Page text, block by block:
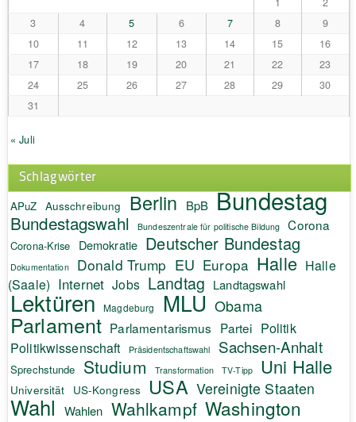
3
4 5 6 7 8
9
10
11 12 13 14 15
16
17
18 19 20 21 22
23
24
25 26 27 28 29
30
31
« Juli
Schlagwörter
APuZ Ausschreibung Berlin BpB Bundestag
Bundestagswahl Bundeszentrale für politische Bildung Corona
Corona-Krise Demokratie Deutscher Bundestag
Dokumentation Donald Trump EU Europa Halle Halle
(Saale) Internet Jobs Landtag Landtagswahl
Lektüren Magdeburg MLU Obama
Parlament Parlamentarismus Partei Politik
Politikwissenschaft Präsidentschaftswahl Sachsen-Anhalt
Sprechstunde Studium Transformation TV-Tipp Uni Halle
Universität US-Kongress USA Vereinigte Staaten
Wahl Wahlen Wahlkampf Washington